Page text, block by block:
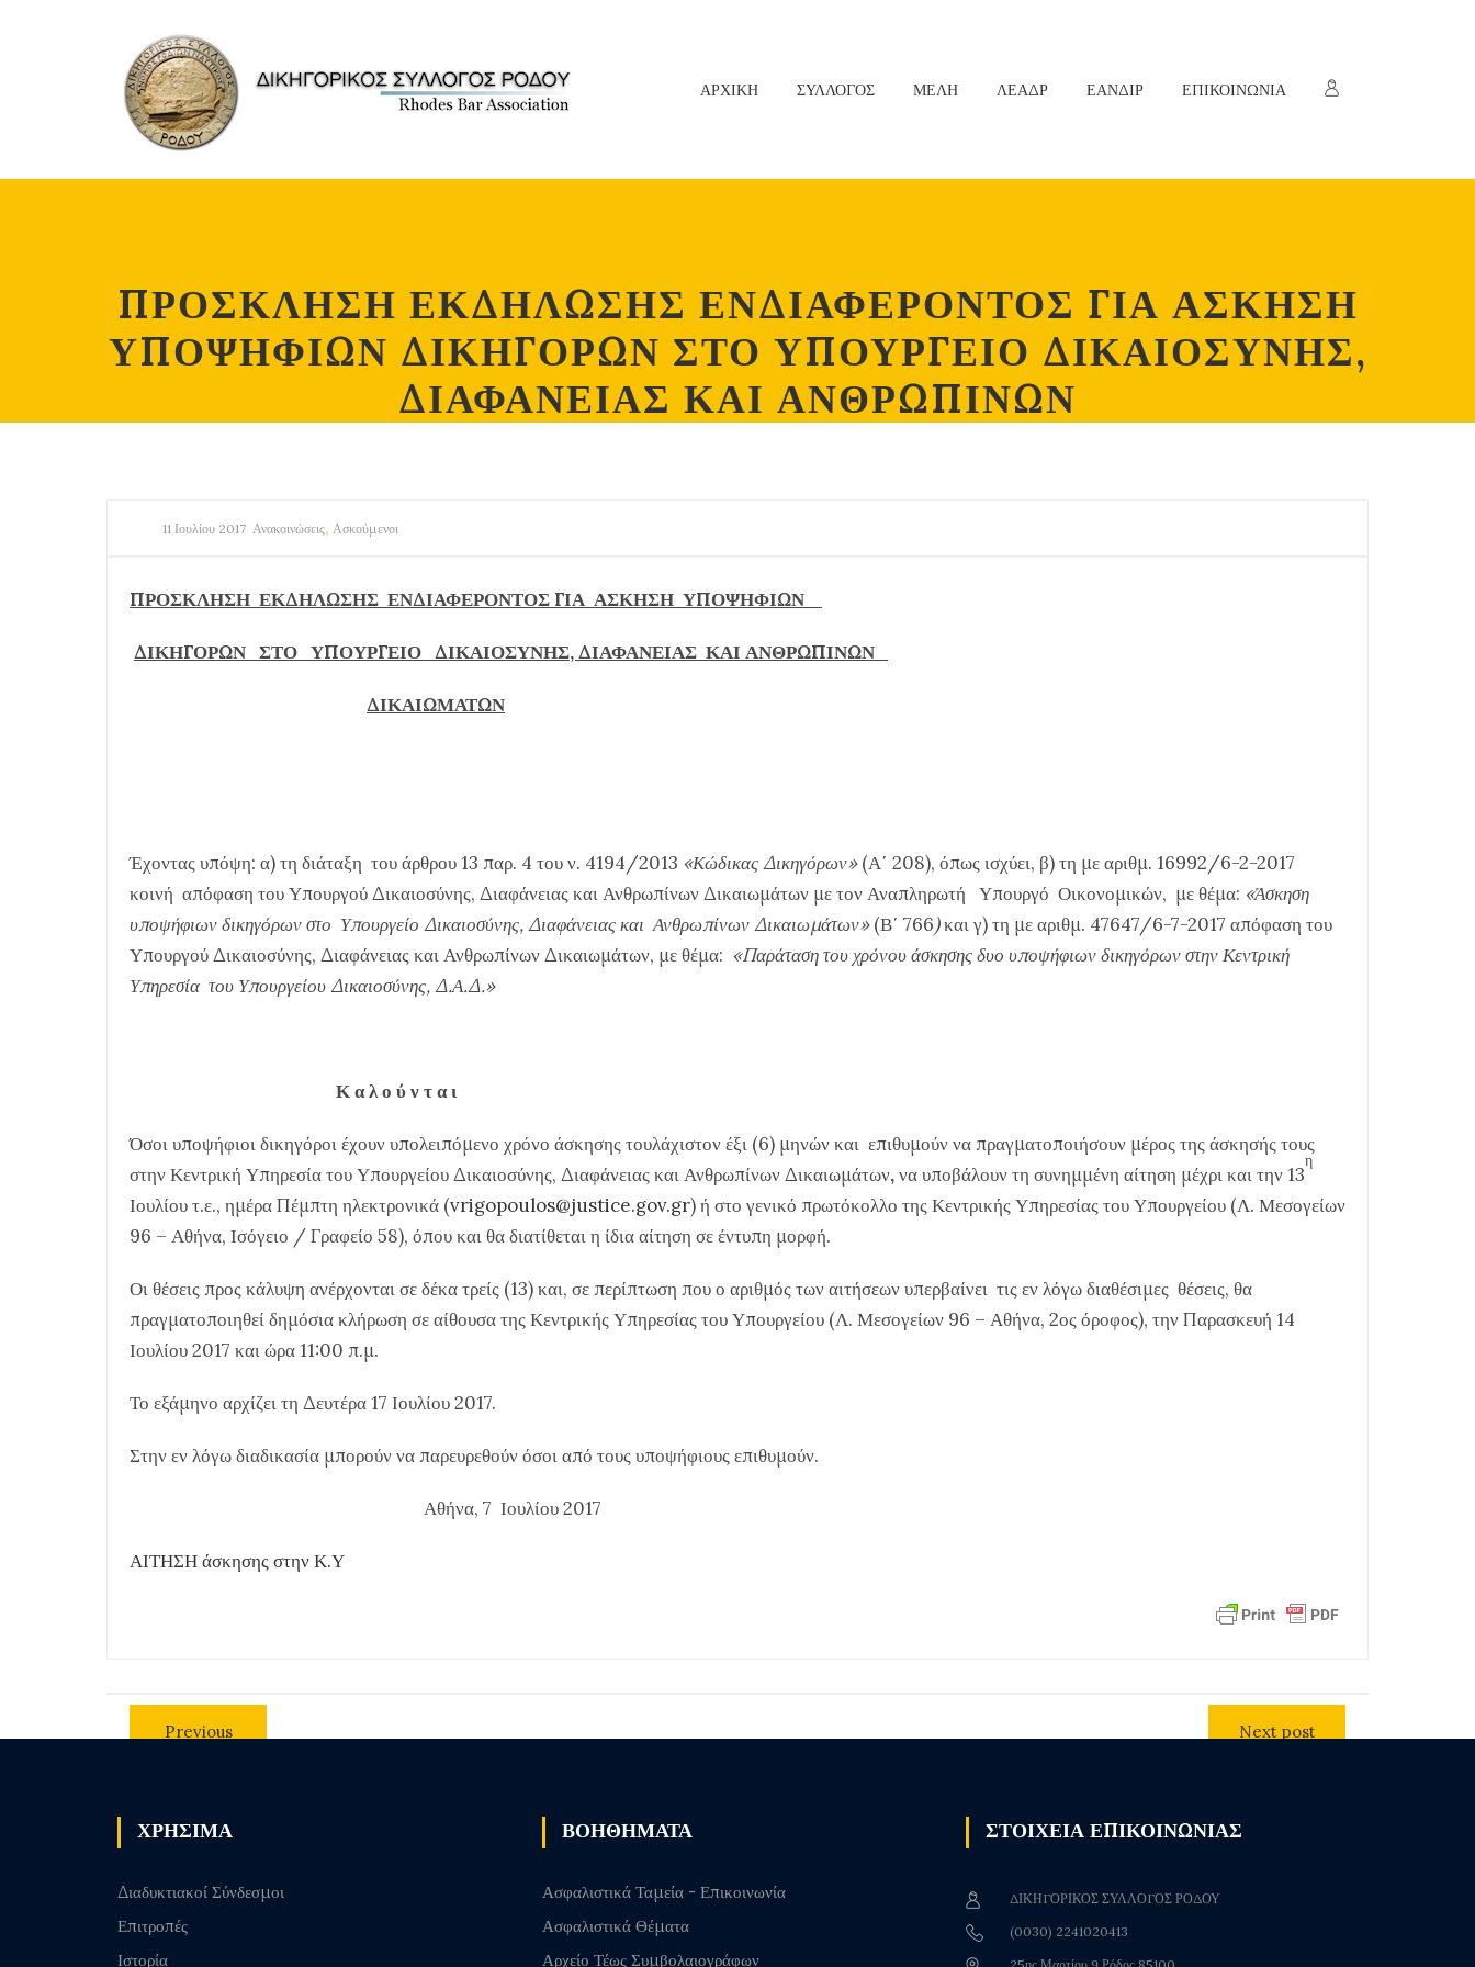
ΑΡΧΙΚΗ ΣΥΛΛΟΓΟΣ ΜΕΛΗ ΛΕΑΔΡ ΕΑΝΔΙΡ ΕΠΙΚΟΙΝΩΝΙΑ
ΠΡΟΣΚΛΗΣΗ ΕΚΔΗΛΩΣΗΣ ΕΝΔΙΑΦΕΡΟΝΤΟΣ ΓΙΑ ΑΣΚΗΣΗ
ΥΠΟΨΗΦΙΩΝ ΔΙΚΗΓΟΡΩΝ ΣΤΟ ΥΠΟΥΡΓΕΙΟ ΔΙΚΑΙΟΣΥΝΗΣ,
ΔΙΑΦΑΝΕΙΑΣ ΚΑΙ ΑΝΘΡΩΠΙΝΩΝ
11 Ιουλίου 2017 Ανακοινώσεις, Ασκούμενοι
ΠΡΟΣΚΛΗΣΗ ΕΚΔΗΛΩΣΗΣ ΕΝΔΙΑΦΕΡΟΝΤΟΣ ΓΙΑ ΑΣΚΗΣΗ ΥΠΟΨΗΦΙΩΝ
ΔΙΚΗΓΟΡΩΝ ΣΤΟ ΥΠΟΥΡΓΕΙΟ ΔΙΚΑΙΟΣΥΝΗΣ, ΔΙΑΦΑΝΕΙΑΣ ΚΑΙ ΑΝΘΡΩΠΙΝΩΝ
ΔΙΚΑΙΩΜΑΤΩΝ
Έχοντας υπόψη: α) τη διάταξη του άρθρου 13 παρ. 4 του ν. 4194/2013 «Κώδικας Δικηγόρων»(Α΄ 208), όπως ισχύει, β) τη με αριθμ. 16992/6-2-2017
κοινή απόφαση του Υπουργού Δικαιοσύνης, Διαφάνειας και Ανθρωπίνων Δικαιωμάτων με τον Αναπληρωτή Υπουργό Οικονομικών, με θέμα: «Άσκηση
υποψήφιων δικηγόρων στο Υπουργείο Δικαιοσύνης, Διαφάνειας και Ανθρωπίνων Δικαιωμάτων»(Β΄ 766)και γ) τη με αριθμ. 47647/6-7-2017 απόφαση του
Υπουργού Δικαιοσύνης, Διαφάνειας και Ανθρωπίνων Δικαιωμάτων, με θέμα: «Παράταση του χρόνου άσκησης δυο υποψήφιων δικηγόρων στην Κεντρική
Υπηρεσία του Υπουργείου Δικαιοσύνης, Δ.Α.Δ.»
Κ α λ ο ύ ν τ α ι
Όσοι υποψήφιοι δικηγόροι έχουν υπολειπόμενο χρόνο άσκησης τουλάχιστον έξι (6) μηνών και επιθυμούν να πραγματοποιήσουν μέρος της άσκησής τους
στην Κεντρική Υπηρεσία του Υπουργείου Δικαιοσύνης, Διαφάνειας και Ανθρωπίνων Δικαιωμάτων,να υποβάλουν τη συνημμένη αίτηση μέχρι και την 13
η
Ιουλίου τ.ε., ημέρα Πέμπτη ηλεκτρονικά (vrigopoulos@justice.gov.gr) ή στο γενικό πρωτόκολλο της Κεντρικής Υπηρεσίας του Υπουργείου (Λ. Μεσογείων
96 – Αθήνα, Ισόγειο / Γραφείο 58), όπου και θα διατίθεται η ίδια αίτηση σε έντυπη μορφή.
Οι θέσεις προς κάλυψη ανέρχονται σε δέκα τρείς (13) και, σε περίπτωση που ο αριθμός των αιτήσεων υπερβαίνει τις εν λόγω διαθέσιμες θέσεις, θα
πραγματοποιηθεί δημόσια κλήρωση σε αίθουσα της Κεντρικής Υπηρεσίας του Υπουργείου (Λ. Μεσογείων 96 – Αθήνα, 2ος όροφος), την Παρασκευή 14
Ιουλίου 2017 και ώρα 11:00 π.μ.
Το εξάμηνο αρχίζει τη Δευτέρα 17 Ιουλίου 2017.
Στην εν λόγω διαδικασία μπορούν να παρευρεθούν όσοι από τους υποψήφιους επιθυμούν.
Αθήνα, 7 Ιουλίου 2017
ΑΙΤΗΣΗ άσκησης στην Κ.Υ
Previous
Next post
ΧΡΗΣΙΜΑ
Διαδυκτιακοί Σύνδεσμοι
Επιτροπές
Ιστορία
ΒΟΗΘΗΜΑΤΑ
Ασφαλιστικά Ταμεία - Επικοινωνία
Ασφαλιστικά Θέματα
Αρχείο Τέως Συμβολαιογράφων
ΣΤΟΙΧΕΙΑ ΕΠΙΚΟΙΝΩΝΙΑΣ
ΔΙΚΗΓΟΡΙΚΟΣ ΣΥΛΛΟΓΟΣ ΡΟΔΟΥ
(0030) 2241020413